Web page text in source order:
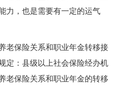
力，也是需要有一定的运气
老保险关系和职业年金转移接
定：县级以上社会保险经办机
老保险关系和职业年金的转移